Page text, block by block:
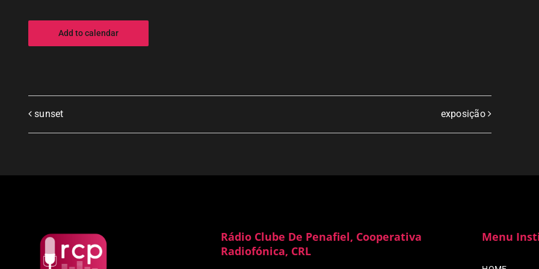
Add to calendar
sunset exposição
Rádio Clube De Penafiel, Cooperativa
Radiofónica, CRL
Menu